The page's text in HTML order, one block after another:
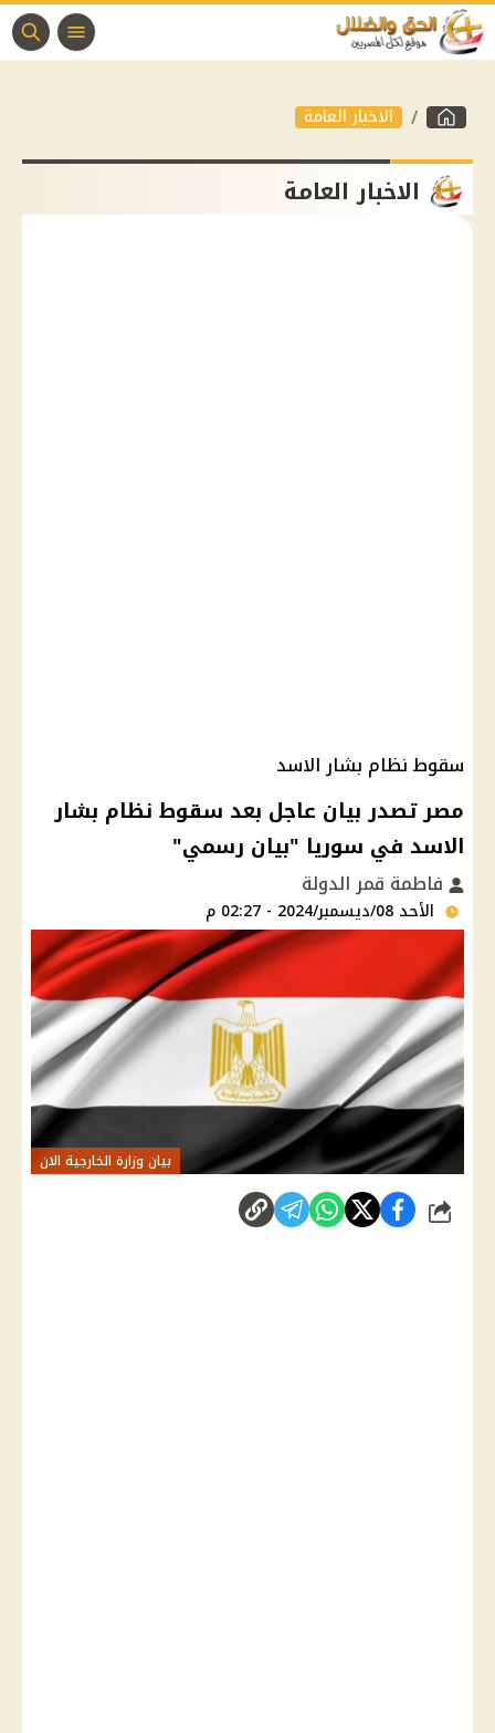
الاخبار العامة
الاخبار العامة
سقوط نظام بشار الاسد
مصر تصدر بيان عاجل بعد سقوط نظام بشار
الاسد في سوريا "بيان رسمي"
فاطمة قمر الدولة
الأحد 08/ديسمبر/2024 - 02:27 م
بيان وزارة الخارجية الان
شارك